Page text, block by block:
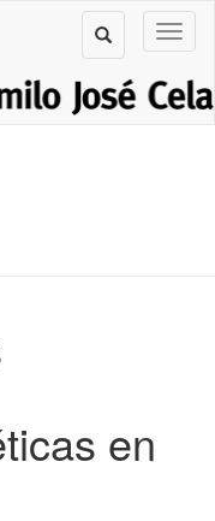
en